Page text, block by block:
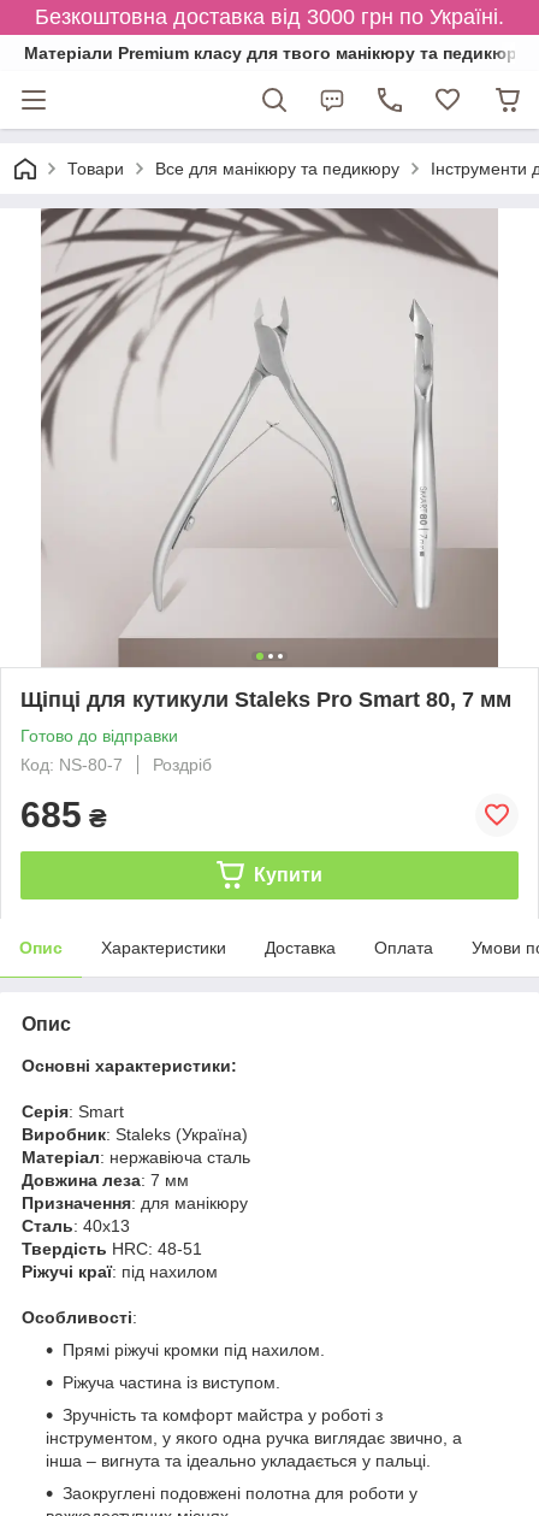
Безкоштовна доставка від 3000 грн по Україні.
Матеріали Premium класу для твого манікюру та педикюру
Товари Все для манікюру та педикюру Інструменти
Щіпці для кутикули Staleks Pro Smart 80, 7 мм
Готово до відправки
Код: NS-80-7
Роздріб
685 ₴
Купити
Опис Характеристики Доставка Оплата Умови
Опис
Основні характеристики:
Серія: Smart
Виробник: Staleks (Україна)
Матеріал: нержавіюча сталь
Довжина леза: 7 мм
Призначення: для манікюру
Сталь: 40х13
Твердість HRC: 48-51
Ріжучі краї: під нахилом
Особливості:
Прямі ріжучі кромки під нахилом.
Ріжуча частина із виступом.
Зручність та комфорт майстра у роботі з
інструментом, у якого одна ручка виглядає звично, а
інша – вигнута та ідеально укладається у пальці.
Заокруглені подовжені полотна для роботи у